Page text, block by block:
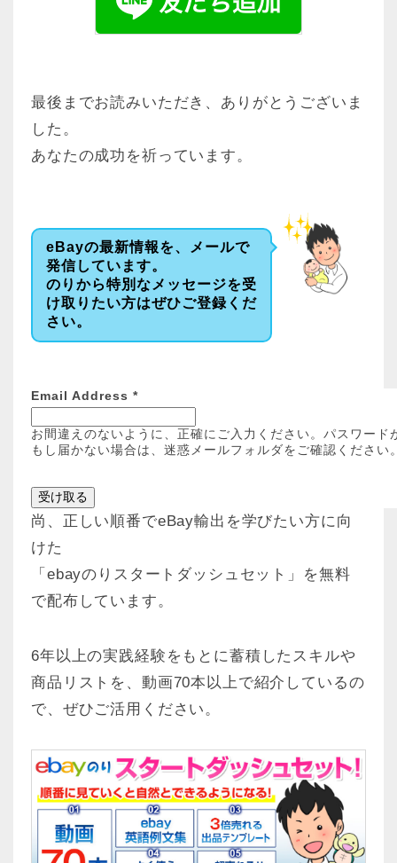
最後までお読みいただき、ありがとうございま
した。
あなたの成功を祈っています。
eBayの最新情報を、メールで
発信しています。
のりから特別なメッセージを受
け取りたい方はぜひご登録くだ
さい。
Email Address *
お間違えのないように、正確にご入力ください。パスワード
もし届かない場合は、迷惑メールフォルダをご確認ください
尚、正しい順番でeBay輸出を学びたい方に向
けた
「ebayのりスタートダッシュセット」を無料
で配布しています。
6年以上の実践経験をもとに蓄積したスキルや
商品リストを、動画70本以上で紹介しているの
で、ぜひご活用ください。